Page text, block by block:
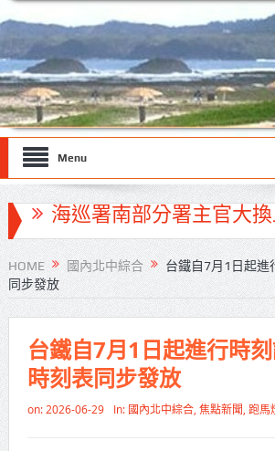
Menu
北市鮮奶週報再升級！8
擴大至國中生
雙北合作里程碑！萬大
侯友宜蔣萬安攜手視察
高齡健康產業博覽會8/7
北形象館亮相
打鐵厝北側產業園區產
HOME 國內北中綜合
台鐵自7月1日起進
同步發放
台鐵自7月1日起進行時
時刻表同步發放
on: 2026-06-29 In: 國內北中綜合, 焦點新聞 跑馬